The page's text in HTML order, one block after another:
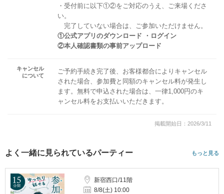
・受付前に以下①②をご対応のうえ、ご来場くださ
い。
完了していない場合は、ご参加いただけません。
①公式アプリのダウンロード ・ログイン
②本人確認書類の事前アップロード
キャンセル
について
ご予約手続き完了後、お客様都合によりキャンセル
された場合、参加費と同額のキャンセル料が発生し
ます。無料で申込された場合は、一律1,000円のキ
ャンセル料をお支払いいただきます。
掲載開始日：2026/3/11
よく一緒に見られているパーティー もっと見る
新宿西口/11階
8/8(土) 10:00